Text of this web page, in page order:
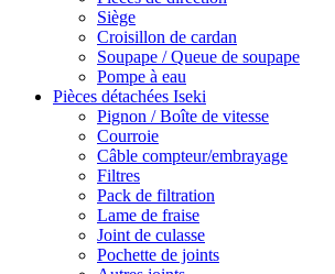
Siège
Croisillon de cardan
Soupape / Queue de soupape
Pompe à eau
Pièces détachées Iseki
Pignon / Boîte de vitesse
Courroie
Câble compteur/embrayage
Filtres
Pack de filtration
Lame de fraise
Joint de culasse
Pochette de joints